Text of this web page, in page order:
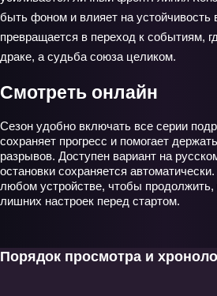
быть фоном и влияет на устойчивость
превращается в переход к событиям,
драке, а судьба союза целиком.
Смотреть онлайн
Сезон удобно включать все серии
сохраняет прогресс и помогает
разрывов. Доступен вариант на
остановки сохраняется
любом устройстве, чтобы продолжить,
лишних настроек перед стартом.
Порядок просмотра и